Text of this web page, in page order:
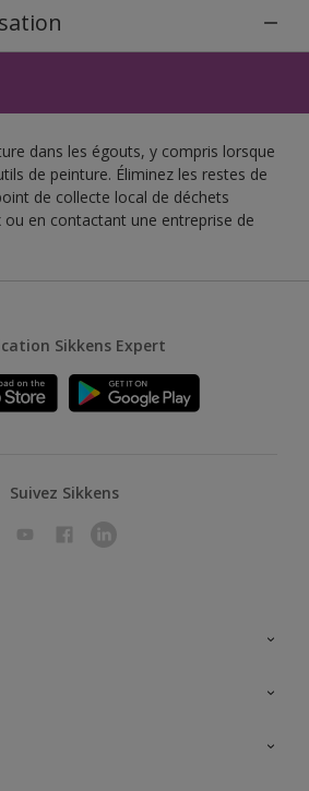
dans les égouts, y compris lorsque
de peinture. Éliminez les restes de
de collecte local de déchets
ou en contactant une entreprise de
Sikkens Expert
Suivez Sikkens